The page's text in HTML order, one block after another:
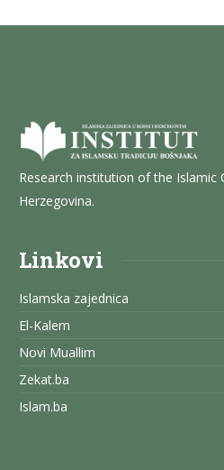
Research institution of the Islamic
Herzegovina.
Linkovi
Islamska zajednica
El-Kalem
Novi Muallim
Zekat.ba
Islam.ba